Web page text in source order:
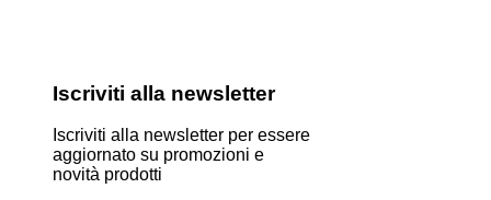
Iscriviti alla newsletter
Iscriviti alla newsletter per essere
aggiornato su promozioni e
novità prodotti